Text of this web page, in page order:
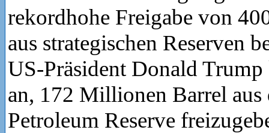
rekordhohe Freigabe von
aus strategischen Reserven
US-Präsident Donald
an, 172 Millionen Barrel aus
Petroleum Reserve